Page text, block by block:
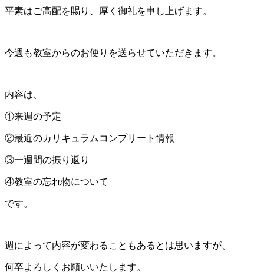
平素はご高配を賜り、厚く御礼を申し上げます。
今週も教室からのお便りを送らせていただきます。
内容は、
①来週の予定
②最近のカリキュラムコンプリート情報
③一週間の振り返り
④教室の忘れ物について
です。
週によって内容が変わることもあるとは思いますが、
何卒よろしくお願いいたします。